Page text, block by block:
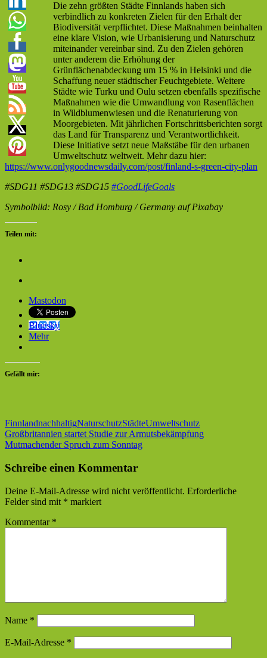
Die zehn größten Städte Finnlands haben sich
verbindlich zu konkreten Zielen für den Erhalt der
Biodiversität verpflichtet. Diese Maßnahmen beinhalten
eine klare Vision, wie Urbanisierung und Naturschutz
miteinander vereinbar sind. Zu den Zielen gehören
unter anderem die Erhöhung der
Grünflächenabdeckung um 15 % in Helsinki und die
Schaffung neuer städtischer Feuchtgebiete. Weitere
Städte wie Turku und Oulu setzen ebenfalls spezifische
Maßnahmen wie die Umwandlung von Rasenflächen
in Wildblumenwiesen und die Renaturierung von
Moorgebieten. Mit jährlichen Fortschrittsberichten sorgt
das Land für Transparenz und Verantwortlichkeit.
Diese Initiative setzt neue Maßstäbe für den urbanen
Umweltschutz weltweit. Mehr dazu hier:
https://www.onlygoodnewsdaily.com/post/finland-s-green-city-plan
#SDG11 #SDG13 #SDG15 #GoodLifeGoals
Symbolbild: Rosy / Bad Homburg / Germany auf Pixabay
Teilen mit:
Mastodon
Bluesky
Mehr
Gefällt mir:
FinnlandnachhaltigNaturschutzStädteUmweltschutz
Beitragsnavigation
Vorheriger
Beitrag:
Großbritannien startet Studie zur Armutsbekämpfung
Nächster
Mutmachender Spruch zum Sonntag
Schreibe einen Kommentar
Deine E-Mail-Adresse wird nicht veröffentlicht. Erforderliche
Felder sind mit * markiert
Kommentar *
Name *
E-Mail-Adresse *